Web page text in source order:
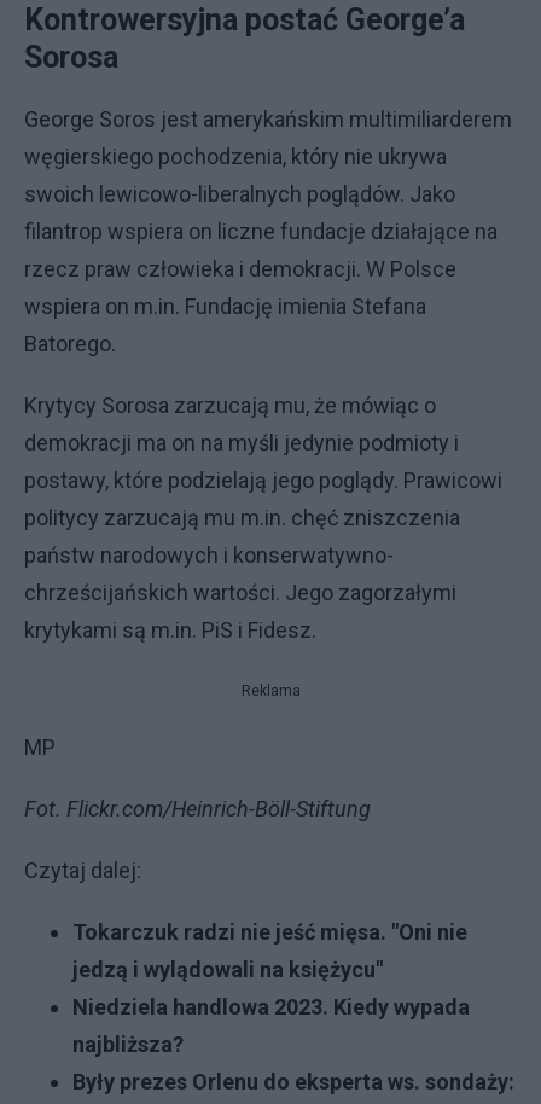
Kontrowersyjna postać George’a
Sorosa
George Soros jest amerykańskim multimiliarderem
węgierskiego pochodzenia, który nie ukrywa
swoich lewicowo-liberalnych poglądów. Jako
filantrop wspiera on liczne fundacje działające na
rzecz praw człowieka i demokracji. W Polsce
wspiera on m.in. Fundację imienia Stefana
Batorego.
Krytycy Sorosa zarzucają mu, że mówiąc o
demokracji ma on na myśli jedynie podmioty i
postawy, które podzielają jego poglądy. Prawicowi
politycy zarzucają mu m.in. chęć zniszczenia
państw narodowych i konserwatywno-
chrześcijańskich wartości. Jego zagorzałymi
krytykami są m.in. PiS i Fidesz.
Reklama
MP
Fot. Flickr.com/Heinrich-Böll-Stiftung
Czytaj dalej:
Tokarczuk radzi nie jeść mięsa. "Oni nie
jedzą i wylądowali na księżycu"
Niedziela handlowa 2023. Kiedy wypada
najbliższa?
Były prezes Orlenu do eksperta ws. sondaży: